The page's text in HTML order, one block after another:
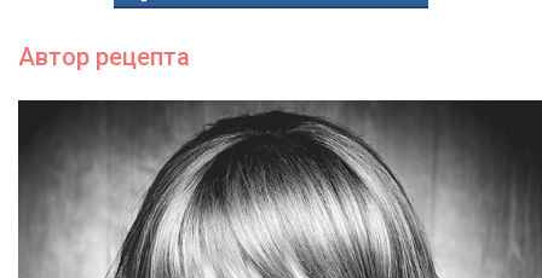
Автор рецепта